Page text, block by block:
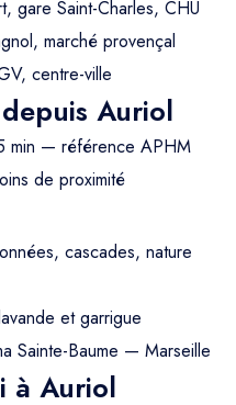
gare Saint-Charles, CHU
marché provençal
centre-ville
Auriol
min — référence APHM
de proximité
cascades, nature
et garrigue
Sainte-Baume — Marseille
à Auriol